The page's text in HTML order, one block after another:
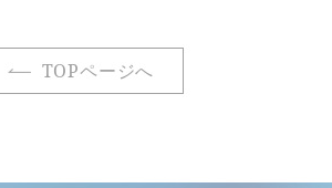
TOPページへ